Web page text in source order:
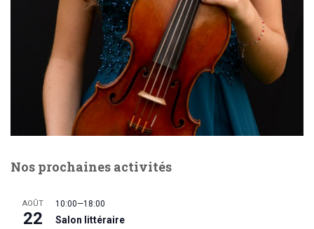
Nos prochaines activités
AOÛT
22
10:00—18:00
Salon littéraire